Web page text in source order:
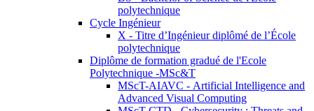
polytechnique
Cycle Ingénieur
X - Titre d’Ingénieur diplômé de l’École
polytechnique
Diplôme de formation gradué de l'Ecole
Polytechnique -MSc&T
MScT-AIAVC - Artificial Intelligence and
Advanced Visual Computing